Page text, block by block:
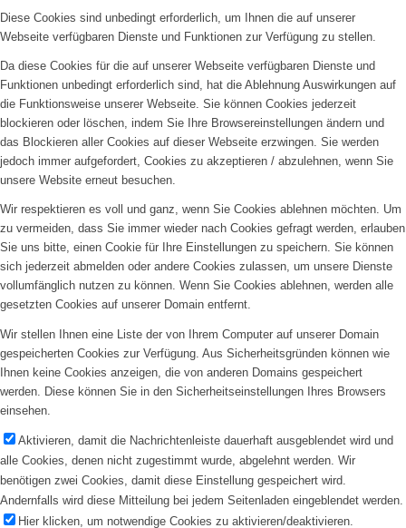
Diese Cookies sind unbedingt erforderlich, um Ihnen die auf unserer
Webseite verfügbaren Dienste und Funktionen zur Verfügung zu stellen.
Da diese Cookies für die auf unserer Webseite verfügbaren Dienste und
Funktionen unbedingt erforderlich sind, hat die Ablehnung Auswirkungen auf
die Funktionsweise unserer Webseite. Sie können Cookies jederzeit
blockieren oder löschen, indem Sie Ihre Browsereinstellungen ändern und
das Blockieren aller Cookies auf dieser Webseite erzwingen. Sie werden
jedoch immer aufgefordert, Cookies zu akzeptieren / abzulehnen, wenn Sie
unsere Website erneut besuchen.
Wir respektieren es voll und ganz, wenn Sie Cookies ablehnen möchten. Um
zu vermeiden, dass Sie immer wieder nach Cookies gefragt werden, erlauben
Sie uns bitte, einen Cookie für Ihre Einstellungen zu speichern. Sie können
sich jederzeit abmelden oder andere Cookies zulassen, um unsere Dienste
vollumfänglich nutzen zu können. Wenn Sie Cookies ablehnen, werden alle
gesetzten Cookies auf unserer Domain entfernt.
Wir stellen Ihnen eine Liste der von Ihrem Computer auf unserer Domain
gespeicherten Cookies zur Verfügung. Aus Sicherheitsgründen können wie
Ihnen keine Cookies anzeigen, die von anderen Domains gespeichert
werden. Diese können Sie in den Sicherheitseinstellungen Ihres Browsers
einsehen.
Aktivieren, damit die Nachrichtenleiste dauerhaft ausgeblendet wird und
alle Cookies, denen nicht zugestimmt wurde, abgelehnt werden. Wir
benötigen zwei Cookies, damit diese Einstellung gespeichert wird.
Andernfalls wird diese Mitteilung bei jedem Seitenladen eingeblendet werden.
Hier klicken, um notwendige Cookies zu aktivieren/deaktivieren.